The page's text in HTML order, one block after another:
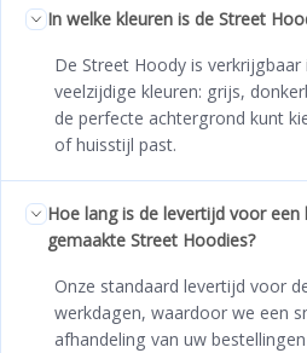
In welke kleuren is de Street
De Street Hoody is verkrijgbaar
veelzijdige kleuren: grijs,
de perfecte achtergrond kunt
of huisstijl past.
Hoe lang is de levertijd voor
gemaakte Street Hoodies?
Onze standaard levertijd voor
werkdagen, waardoor we een
afhandeling van uw